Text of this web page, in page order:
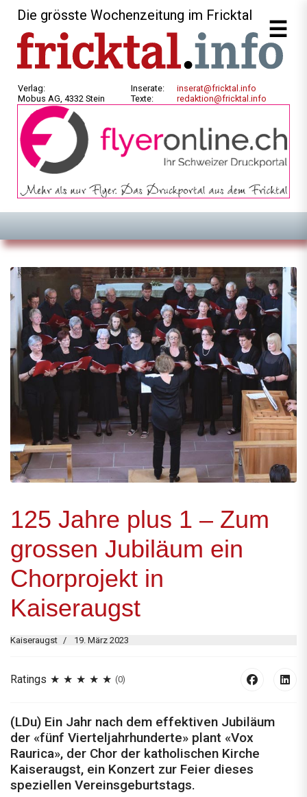
Die grösste Wochenzeitung im Fricktal
Verlag:
Mobus AG, 4332 Stein
Inserate:
Texte:
inserat@fricktal.info
redaktion@fricktal.info
125 Jahre plus 1 – Zum
grossen Jubiläum ein
Chorprojekt in
Kaiseraugst
Kaiseraugst 19. März 2023
Ratings (0)
(LDu) Ein Jahr nach dem effektiven Jubiläum
der «fünf Vierteljahrhunderte» plant «Vox
Raurica», der Chor der katholischen Kirche
Kaiseraugst, ein Konzert zur Feier dieses
speziellen Vereinsgeburtstags.